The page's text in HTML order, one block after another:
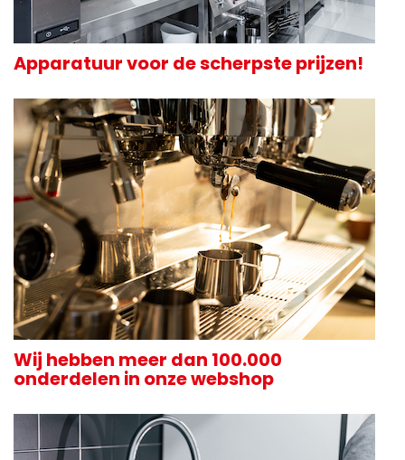
Apparatuur voor de scherpste prijzen!
Wij hebben meer dan 100.000
onderdelen in onze webshop